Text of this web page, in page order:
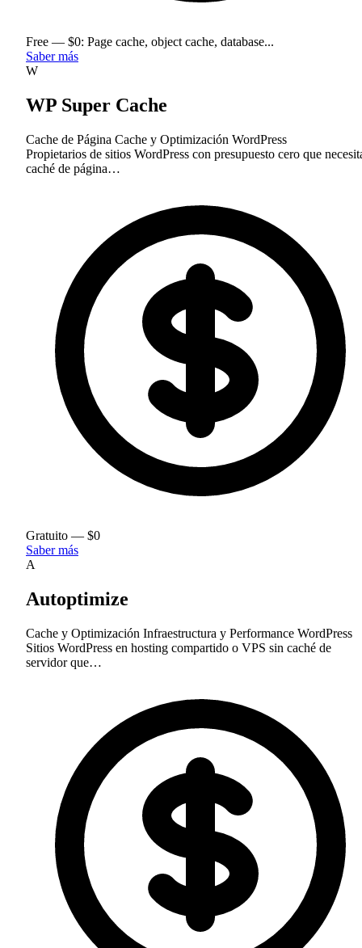
Free — $0: Page cache, object cache, database...
Saber más
W
WP Super Cache
Cache de Página Cache y Optimización WordPress
Propietarios de sitios WordPress con presupuesto cero que
caché de página…
Gratuito — $0
Saber más
A
Autoptimize
Cache y Optimización Infraestructura y Performance WordPress
Sitios WordPress en hosting compartido o VPS sin caché de
servidor que…